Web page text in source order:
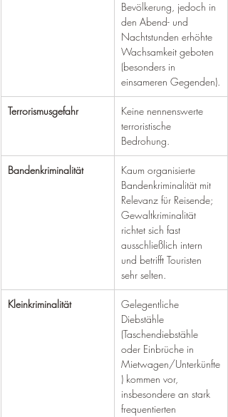
Bevölkerung, jedoch in
den Abend- und
Nachtstunden erhöhte
Wachsamkeit geboten
(besonders in
einsameren Gegenden).
Terrorismusgefahr
Keine nennenswerte
terroristische
Bedrohung.
Bandenkriminalität
Kaum organisierte
Bandenkriminalität mit
Relevanz für Reisende;
Gewaltkriminalität
richtet sich fast
ausschließlich intern
und betrifft Touristen
sehr selten.
Kleinkriminalität
Gelegentliche
Diebstähle
(Taschendiebstähle
oder Einbrüche in
Mietwagen/Unterkünfte
) kommen vor,
insbesondere an stark
frequentierten